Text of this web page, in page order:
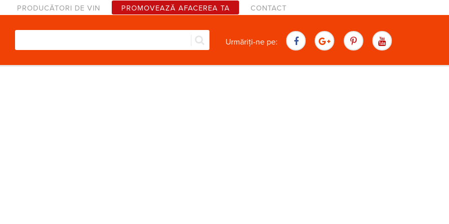
PRODUCĂTORI DE VIN PROMOVEAZĂ AFACEREA TA CONTACT
Formular de căutare Urmăriți-ne pe: